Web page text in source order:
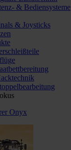
& Bediensysteme
& Joysticks
Onyx